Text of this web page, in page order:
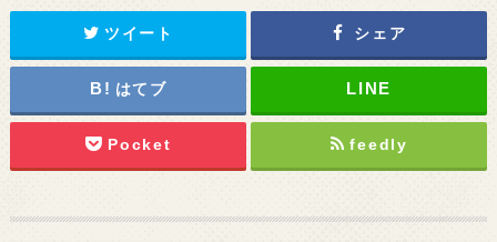
ツイート シェア
はてブ
Pocket feedly